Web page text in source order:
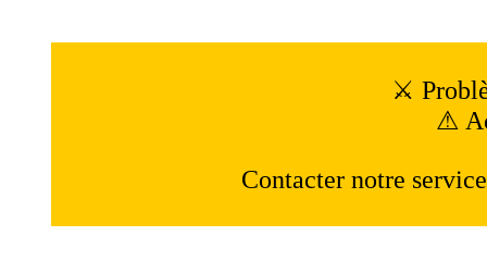
⚔
⚠
Contacter notre